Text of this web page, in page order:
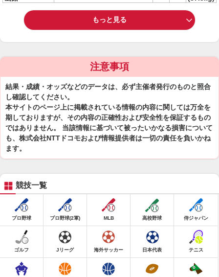
もっと見る
注意事項
結果・成績・オッズなどのデータは、必ず主催者発行のものと照合
し確認してください。
本サイトのページ上に掲載されている情報の内容に関しては万全を
期しておりますが、その内容の正確性および安全性を保証するもの
ではありません。 当該情報に基づいて被ったいかなる損害について
も、株式会社NTTドコモおよび情報提供者は一切の責任を負いかね
ます。
競技一覧
プロ野球 プロ野球(2軍) MLB 高校野球 侍ジャパン
ゴルフ Jリーグ 海外サッカー 日本代表 テニス